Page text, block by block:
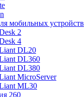
мобильных устройств
2
4
DL20
DL360
DL380
MicroServer
ML30
260